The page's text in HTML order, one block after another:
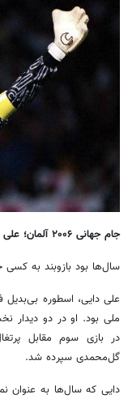
جام جهانی ۲۰۰۶ آلمان؛ علی دایی، کاپیتان افسانه‌ای و یک جانشین مقطعی
سال‌ها بود بازوبند به
ملی بود. او در دو دیدار
در بازی سوم مقابل
گل‌محمدی سپرده شد.
دایی که سال‌ها به عنوان